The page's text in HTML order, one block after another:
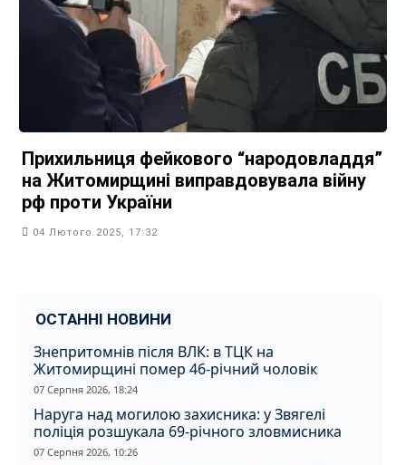
Прихильниця фейкового “народовладдя”
на Житомирщині виправдовувала війну
рф проти України
04 Лютого 2025, 17:32
ОСТАННІ НОВИНИ
Знепритомнів після ВЛК: в ТЦК на
Житомирщині помер 46-річний чоловік
07 Серпня 2026, 18:24
Наруга над могилою захисника: у Звягелі
поліція розшукала 69-річного зловмисника
07 Серпня 2026, 10:26